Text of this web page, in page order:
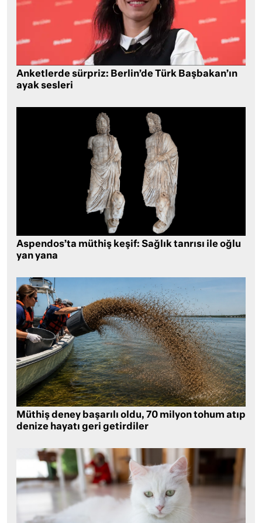
Anketlerde sürpriz: Berlin’de Türk Başbakan’ın
ayak sesleri
Aspendos’ta müthiş keşif: Sağlık tanrısı ile oğlu
yan yana
Müthiş deney başarılı oldu, 70 milyon tohum atıp
denize hayatı geri getirdiler